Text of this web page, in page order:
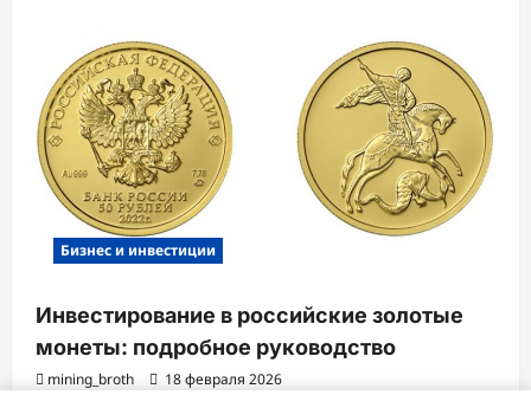
Бизнес и инвестиции
Инвестирование в российские золотые
монеты: подробное руководство
mining_broth 18 февраля 2026